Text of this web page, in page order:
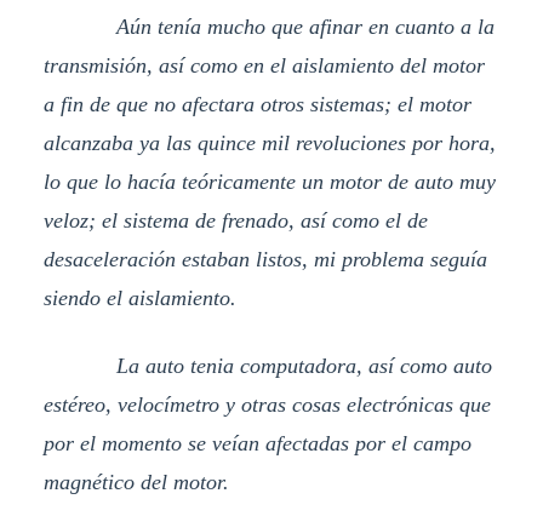
Aún tenía mucho que afinar en cuanto a la
transmisión, así como en el aislamiento del motor
a fin de que no afectara otros sistemas; el motor
alcanzaba ya las quince mil revoluciones por hora,
lo que lo hacía teóricamente un motor de auto muy
veloz; el sistema de frenado, así como el de
desaceleración estaban listos, mi problema seguía
siendo el aislamiento.
La auto tenia computadora, así como auto
estéreo, velocímetro y otras cosas electrónicas que
por el momento se veían afectadas por el campo
magnético del motor.